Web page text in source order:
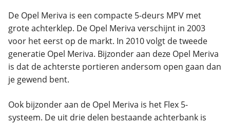
De Opel Meriva is een compacte 5-deurs MPV met
grote achterklep. De Opel Meriva verschijnt in 2003
voor het eerst op de markt. In 2010 volgt de tweede
generatie Opel Meriva. Bijzonder aan deze Opel Meriva
is dat de achterste portieren andersom open gaan dan
je gewend bent.
Ook bijzonder aan de Opel Meriva is het Flex 5-
systeem. De uit drie delen bestaande achterbank is